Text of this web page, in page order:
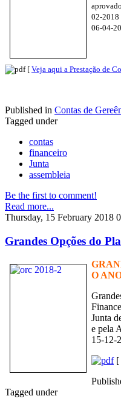
02-2018
06-04-
[ Veja aqui a Prestação de
Published in Contas de
Tagged under
contas
financeiro
Junta
assembleia
Be the first to comment!
Read more...
Thursday, 15 February 2018
Grandes Opções do
O
Junta
e pela
15-12-
[
Tagged under